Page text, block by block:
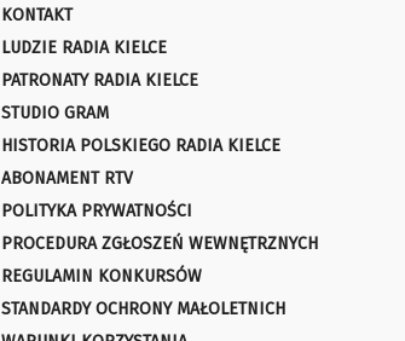
KONTAKT
LUDZIE RADIA KIELCE
PATRONATY RADIA KIELCE
STUDIO GRAM
HISTORIA POLSKIEGO RADIA KIELCE
ABONAMENT RTV
POLITYKA PRYWATNOŚCI
PROCEDURA ZGŁOSZEŃ WEWNĘTRZNYCH
REGULAMIN KONKURSÓW
STANDARDY OCHRONY MAŁOLETNICH